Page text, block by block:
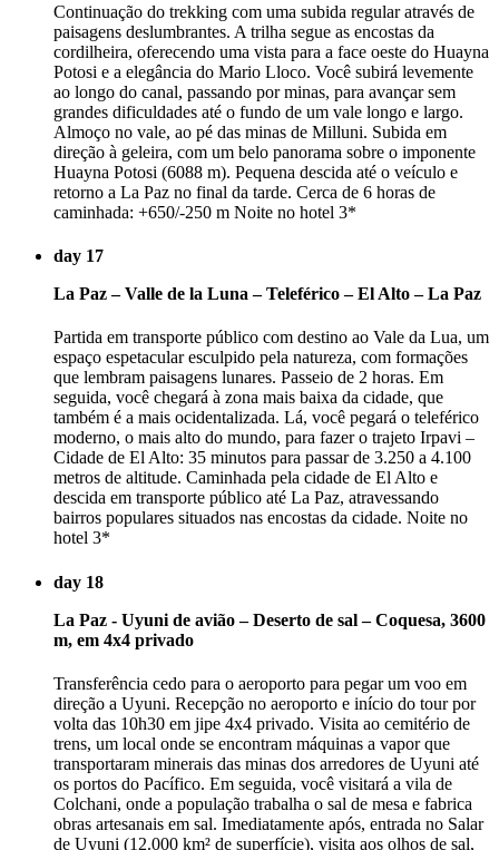
Continuação do trekking com uma subida regular através de
paisagens deslumbrantes. A trilha segue as encostas da
cordilheira, oferecendo uma vista para a face oeste do Huayna
Potosi e a elegância do Mario Lloco. Você subirá levemente
ao longo do canal, passando por minas, para avançar sem
grandes dificuldades até o fundo de um vale longo e largo.
Almoço no vale, ao pé das minas de Milluni. Subida em
direção à geleira, com um belo panorama sobre o imponente
Huayna Potosi (6088 m). Pequena descida até o veículo e
retorno a La Paz no final da tarde. Cerca de 6 horas de
caminhada: +650/-250 m Noite no hotel 3*
day 17
La Paz – Valle de la Luna – Teleférico – El Alto – La Paz
Partida em transporte público com destino ao Vale da Lua, um
espaço espetacular esculpido pela natureza, com formações
que lembram paisagens lunares. Passeio de 2 horas. Em
seguida, você chegará à zona mais baixa da cidade, que
também é a mais ocidentalizada. Lá, você pegará o teleférico
moderno, o mais alto do mundo, para fazer o trajeto Irpavi –
Cidade de El Alto: 35 minutos para passar de 3.250 a 4.100
metros de altitude. Caminhada pela cidade de El Alto e
descida em transporte público até La Paz, atravessando
bairros populares situados nas encostas da cidade. Noite no
hotel 3*
day 18
La Paz - Uyuni de avião – Deserto de sal – Coquesa, 3600
m, em 4x4 privado
Transferência cedo para o aeroporto para pegar um voo em
direção a Uyuni. Recepção no aeroporto e início do tour por
volta das 10h30 em jipe 4x4 privado. Visita ao cemitério de
trens, um local onde se encontram máquinas a vapor que
transportaram minerais das minas dos arredores de Uyuni até
os portos do Pacífico. Em seguida, você visitará a vila de
Colchani, onde a população trabalha o sal de mesa e fabrica
obras artesanais em sal. Imediatamente após, entrada no Salar
de Uyuni (12.000 km² de superfície), visita aos olhos de sal,